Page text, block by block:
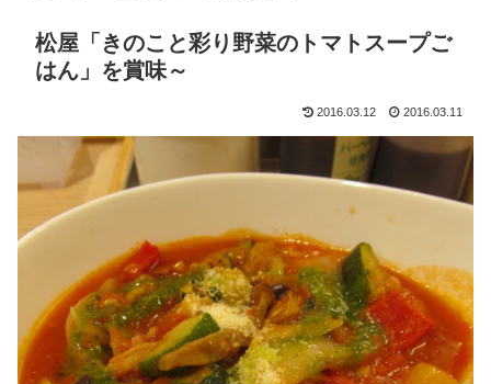
松屋「きのこと彩り野菜のトマトスープご
はん」を賞味～
2016.03.12 2016.03.11